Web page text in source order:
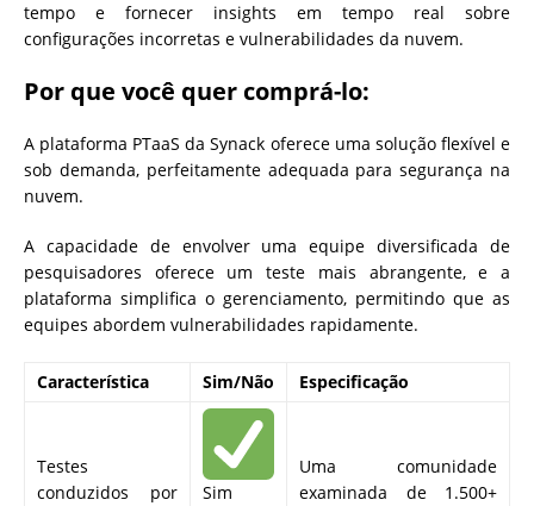
tempo e fornecer insights em tempo real sobre
configurações incorretas e vulnerabilidades da nuvem.
Por que você quer comprá-lo:
A plataforma PTaaS da Synack oferece uma solução flexível e
sob demanda, perfeitamente adequada para segurança na
nuvem.
A capacidade de envolver uma equipe diversificada de
pesquisadores oferece um teste mais abrangente, e a
plataforma simplifica o gerenciamento, permitindo que as
equipes abordem vulnerabilidades rapidamente.
Característica Sim/Não Especificação
Testes
conduzidos por
Sim
Uma comunidade
examinada de 1.500+